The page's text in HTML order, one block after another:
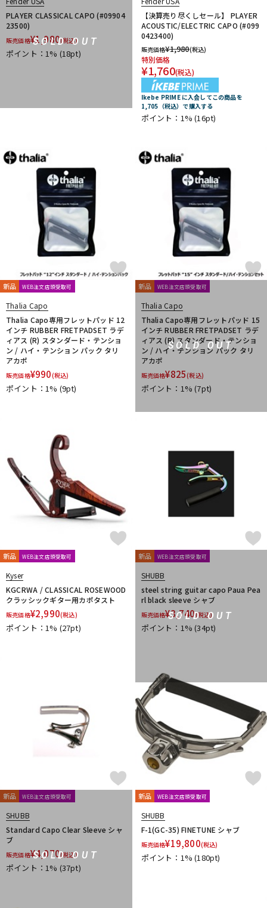
SOLD OUT
PLAYER CLASSICAL CAPO (#09904
23500)
販売価格¥1,980(税込)
ポイント：1% (18pt)
【決算売り尽くしセール】 PLAYER
ACOUSTIC/ELECTRIC CAPO (#099
0423400)
販売価格¥1,980(税込)
特別価格
¥1,760(税込)
Ikebe PRIME に入会してこの商品を
1,705（税込）で購入する
ポイント：1%(16pt)
新品 WEB注文店頭受取可
Thalia Capo
Thalia Capo専用フレットパッド 12
インチ RUBBER FRETPADSET ラデ
ィアス (R) スタンダード・テンショ
ン / ハイ・テンション パック タリ
アカポ
販売価格¥990(税込)
ポイント：1% (9pt)
SOLD OUT
新品 WEB注文店頭受取可
Thalia Capo
Thalia Capo専用フレットパッド 15
インチ RUBBER FRETPADSET ラデ
ィアス (R) スタンダード・テンショ
ン / ハイ・テンション パック タリ
アカポ
販売価格¥825(税込)
ポイント：1%(7pt)
新品 WEB注文店頭受取可
Kyser
KGCRWA / CLASSICAL ROSEWOOD
クラッシックギター用カポタスト
販売価格¥2,990(税込)
ポイント：1% (27pt)
SOLD OUT
新品 WEB注文店頭受取可
SHUBB
steel string guitar capo Paua Pea
rl black sleeve シャブ
販売価格¥3,740(税込)
ポイント：1%(34pt)
SOLD OUT
新品 WEB注文店頭受取可
SHUBB
Standard Capo Clear Sleeve シャ
ブ
販売価格¥4,070(税込)
ポイント：1% (37pt)
新品 WEB注文店頭受取可
SHUBB
F-1(GC-35) FINETUNE シャブ
販売価格¥19,800(税込)
ポイント：1%(180pt)